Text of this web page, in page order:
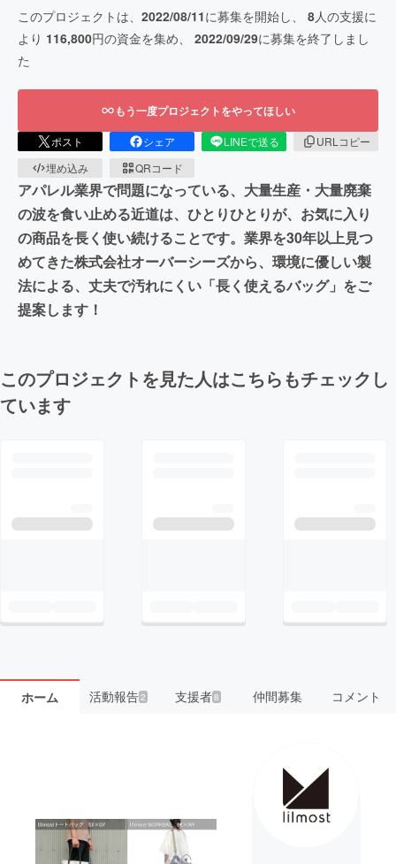
このプロジェクトは、 2022/08/11に募集を開始し、 8人の支援に
より 116,800円の資金を集め、 2022/09/29に募集を終了しまし
た
もう一度プロジェクトをやってほしい
ポスト シェア LINEで送る
URLコピー
埋め込み
QRコード
アパレル業界で問題になっている、大量生産・大量廃棄
の波を食い止める近道は、ひとりひとりが、お気に入り
の商品を長く使い続けることです。業界を30年以上見つ
めてきた株式会社オーバーシーズから、環境に優しい製
法による、丈夫で汚れにくい「長く使えるバッグ」をご
提案します！
このプロジェクトを見た人はこちらもチェックし
ています
ホーム 活動報告2 支援者8 仲間募集 コメント